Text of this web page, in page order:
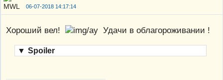
06-07-2018 14:17:14
Хороший вел! Удачи в облагороживании !
▼ Spoiler